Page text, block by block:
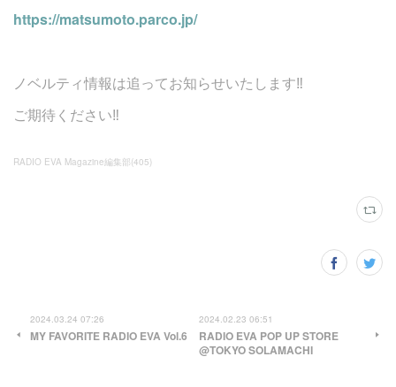
https://matsumoto.parco.jp/
ノベルティ情報は追ってお知らせいたします‼︎
ご期待ください‼︎
RADIO EVA Magazine編集部(405)
2024.03.24 07:26
MY FAVORITE RADIO EVA Vol.6
2024.02.23 06:51
RADIO EVA POP UP STORE
@TOKYO SOLAMACHI